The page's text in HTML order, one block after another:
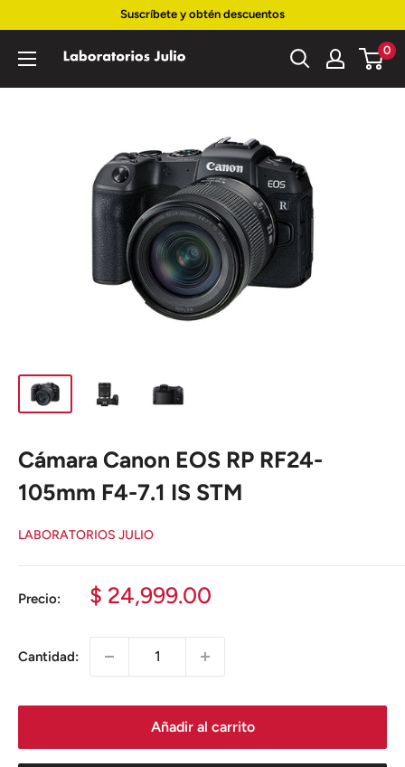
contenido
Suscríbete y obtén descuentos
Laboratorios
0
Cámara Canon EOS RP RF24-
105mm F4-7.1 IS STM
LABORATORIOS JULIO
Precio:
Precio
$ 24,999.00
Cantidad:
Añadir al carrito